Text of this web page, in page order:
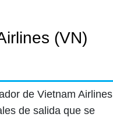
(VN)
de Vietnam Airlines
de salida que se